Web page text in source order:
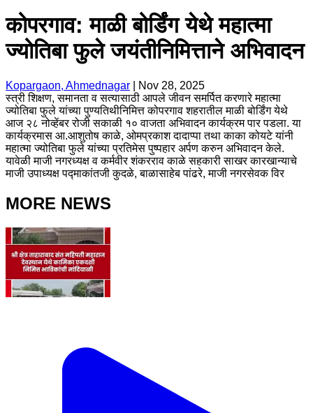
कोपरगाव: माळी बोर्डिंग येथे महात्मा
ज्योतिबा फुले जयंतीनिमित्ताने अभिवादन
Kopargaon, Ahmednagar
Nov 28, 2025
स्त्री शिक्षण, समानता व सत्यासाठी आपले जीवन समर्पित करणारे महात्मा
ज्योतिबा फुले यांच्या पुण्यतिथीनिमित्त कोपरगाव शहरातील माळी बोर्डिंग येथे
आज २८ नोव्हेंबर रोजी सकाळी १० वाजता अभिवादन कार्यक्रम पार पडला. या
कार्यक्रमास आ.आशुतोष काळे, ओमप्रकाश दादाप्पा तथा काका कोयटे यांनी
महात्मा ज्योतिबा फुले यांच्या प्रतिमेस पुष्पहार अर्पण करुन अभिवादन केले.
यावेळी माजी नगरध्यक्ष व कर्मवीर शंकरराव काळे सहकारी साखर कारखान्याचे
माजी उपाध्यक्ष पद्माकांतजी कुदळे, बाळासाहेब पांढरे, माजी नगरसेवक विर
MORE NEWS